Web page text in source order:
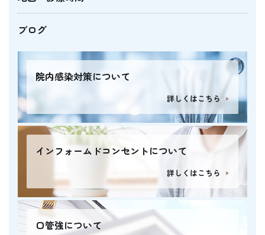
ブログ
院内感染対策について
詳しくはこちら
インフォームドコンセントについて
詳しくはこちら
口管強について